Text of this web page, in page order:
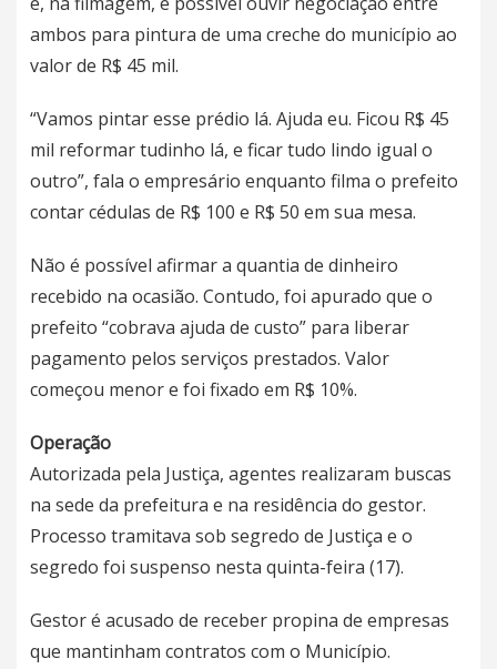
ambos para pintura de uma creche do município ao
valor de R$ 45 mil.
“Vamos pintar esse prédio lá. Ajuda eu. Ficou R$ 45
mil reformar tudinho lá, e ficar tudo lindo igual o
outro”, fala o empresário enquanto filma o prefeito
contar cédulas de R$ 100 e R$ 50 em sua mesa.
Não é possível afirmar a quantia de dinheiro
recebido na ocasião. Contudo, foi apurado que o
prefeito “cobrava ajuda de custo” para liberar
pagamento pelos serviços prestados. Valor
começou menor e foi fixado em R$ 10%.
Operação
Autorizada pela Justiça, agentes realizaram buscas
na sede da prefeitura e na residência do gestor.
Processo tramitava sob segredo de Justiça e o
segredo foi suspenso nesta quinta-feira (17).
Gestor é acusado de receber propina de empresas
que mantinham contratos com o Município.